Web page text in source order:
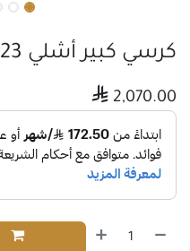
كرسي كبير أشلي S1337-23
2,070.00